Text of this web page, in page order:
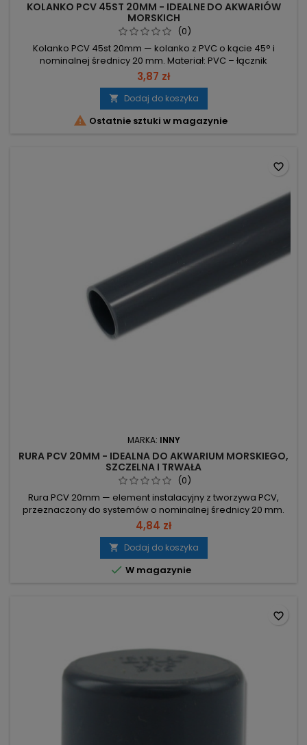
KOLANKO PCV 45ST 20MM - IDEALNE DO AKWARIÓW
MORSKICH
(0)
Kolanko PCV 45st 20mm — kolanko z PVC o kącie 45° i
nominalnej średnicy 20 mm. Materiał: PVC – łącznik
przeznaczony do instalacji z tworzyw. Kąt: 45° – umożliwia
zmianę kierunku przewodu. Średnica: 20 mm – dopasowane
do rur o nominalnym przekroju 20 mm.
3,87 zł
 Dodaj do koszyka
 Ostatnie sztuki w magazynie
MARKA: INNY
RURA PCV 20MM - IDEALNA DO AKWARIUM MORSKIEGO,
SZCZELNA I TRWAŁA
(0)
Rura PCV 20mm — element instalacyjny z tworzywa PCV,
przeznaczony do systemów o nominalnej średnicy 20 mm.
Średnica nominalna: 20 mm – dopasowanie do złączy i
armatury 20 mm. Materiał: PCV – identyfikacja tworzywa;
sprawdź kompatybilność z projektem. Typ: rura –
podstawowy element rurowy; sprawdź dostępne długości i
warianty w hurtowni.
4,84 zł
 Dodaj do koszyka
 W magazynie
favorite_border
favorite_border